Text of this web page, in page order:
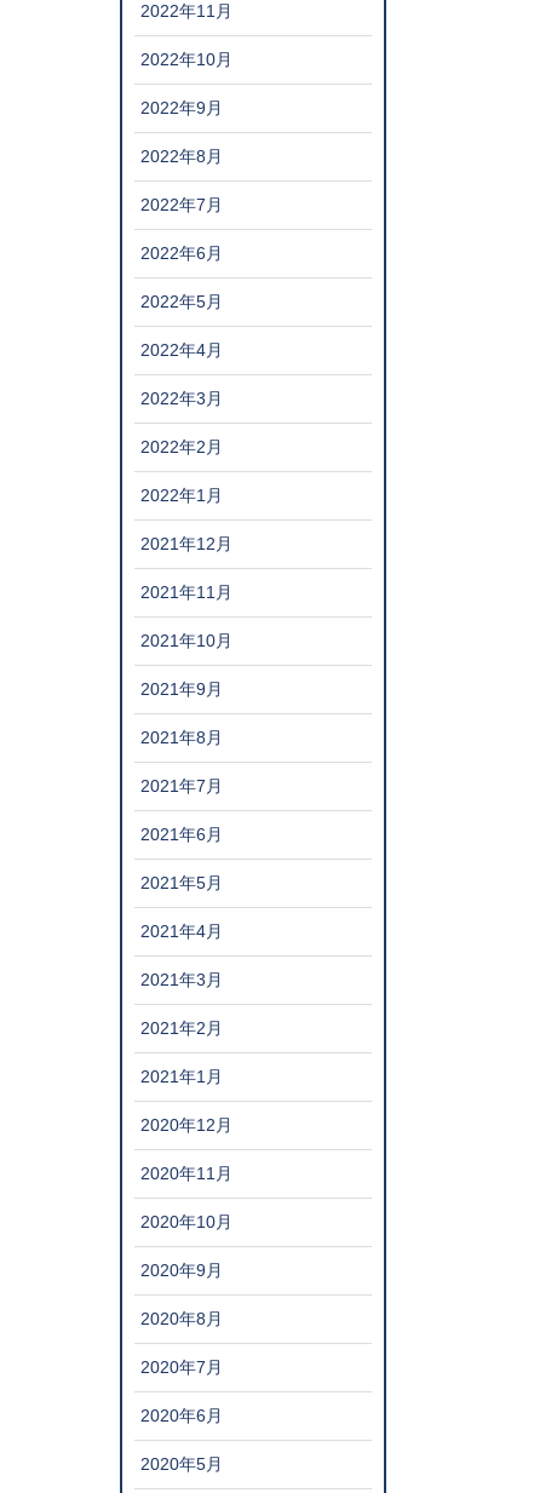
2022年11月
2022年10月
2022年9月
2022年8月
2022年7月
2022年6月
2022年5月
2022年4月
2022年3月
2022年2月
2022年1月
2021年12月
2021年11月
2021年10月
2021年9月
2021年8月
2021年7月
2021年6月
2021年5月
2021年4月
2021年3月
2021年2月
2021年1月
2020年12月
2020年11月
2020年10月
2020年9月
2020年8月
2020年7月
2020年6月
2020年5月